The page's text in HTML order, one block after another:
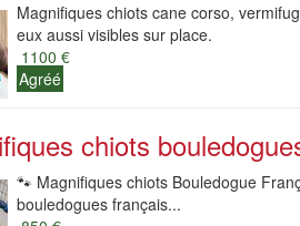
Magnifiques chiots cane corso,
eux aussi visibles sur place.
1100 €
Agréé
chiots
🐾 Magnifiques chiots Bouledogue
bouledogues français...